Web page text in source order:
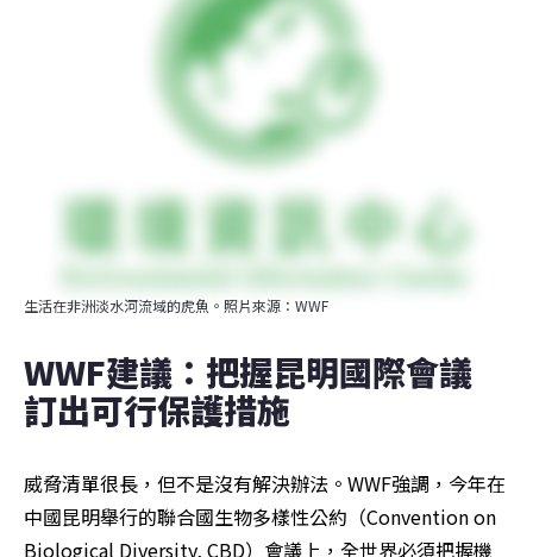
生活在非洲淡水河流域的虎魚。照片來源：WWF
WWF建議：把握昆明國際會議
訂出可行保護措施
威脅清單很長，但不是沒有解決辦法。WWF強調，今年在
中國昆明舉行的聯合國生物多樣性公約（Convention on
Biological Diversity, CBD）會議上，全世界必須把握機